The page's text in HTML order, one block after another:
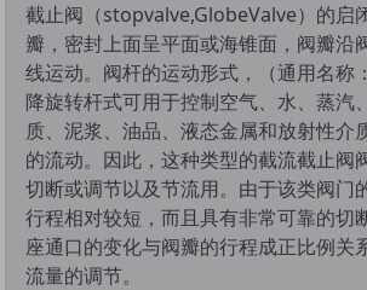
截止阀（stopvalve,GlobeValve）的启
瓣，密封上面呈平面或海锥面，阀瓣沿
线运动。阀杆的运动形式，（通用名称
降旋转杆式可用于控制空气、水、蒸汽
质、泥浆、油品、液态金属和放射性介
的流动。因此，这种类型的截流截止阀
切断或调节以及节流用。由于该类阀门
行程相对较短，而且具有非常可靠的切
座通口的变化与阀瓣的行程成正比例关
流量的调节。